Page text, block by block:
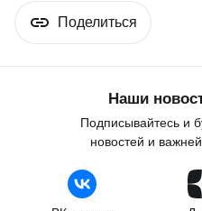
Поделиться
Наши
Подписывайтесь и
новостей и